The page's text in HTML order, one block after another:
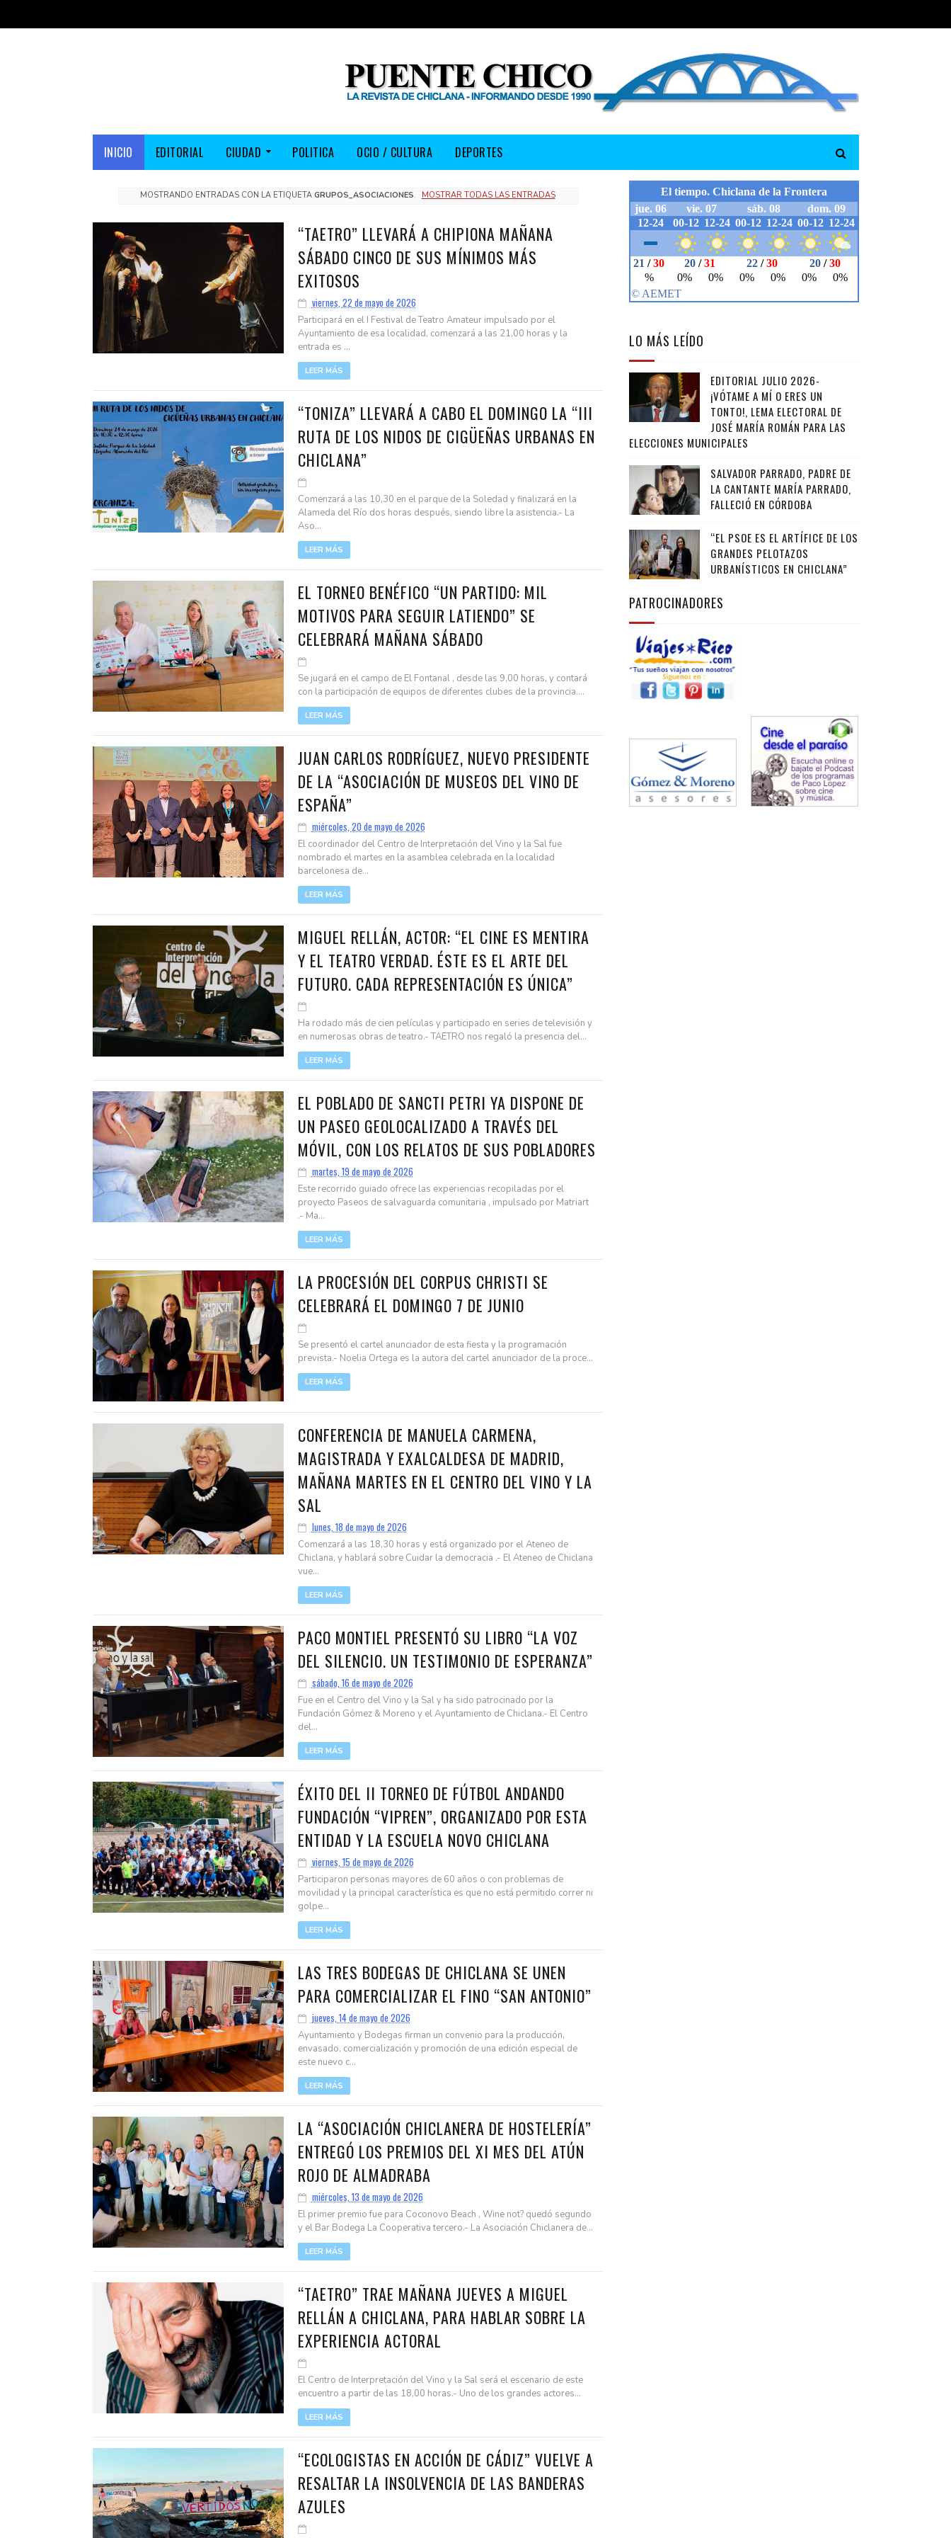
INICIO EDITORIAL CIUDAD POLITICA OCIO / CULTURA DEPORTES
MOSTRANDO ENTRADAS CON LA ETIQUETAGRUPOS_ASOCIACIONES. MOSTRAR TODAS LAS ENTRADAS
“TAETRO” LLEVARÁ A CHIPIONA MAÑANA
SÁBADO CINCO DE SUS MÍNIMOS MÁS
EXITOSOS
viernes, 22 de mayo de 2026
Participará en el I Festival de Teatro Amateur impulsado por el
Ayuntamiento de esa localidad, comenzará a las 21,00 horas y la
entrada es ...
LEER MÁS
“TONIZA” LLEVARÁ A CABO EL DOMINGO LA “III
RUTA DE LOS NIDOS DE CIGÜEÑAS URBANAS EN
CHICLANA”
Comenzará a las 10,30 en el parque de la Soledad y finalizará en la
Alameda del Río dos horas después, siendo libre la asistencia.- La
Aso...
LEER MÁS
EL TORNEO BENÉFICO “UN PARTIDO: MIL
MOTIVOS PARA SEGUIR LATIENDO” SE
CELEBRARÁ MAÑANA SÁBADO
Se jugará en el campo de El Fontanal , desde las 9,00 horas, y contará
con la participación de equipos de diferentes clubes de la provincia....
LEER MÁS
JUAN CARLOS RODRÍGUEZ, NUEVO PRESIDENTE
DE LA “ASOCIACIÓN DE MUSEOS DEL VINO DE
ESPAÑA”
miércoles, 20 de mayo de 2026
El coordinador del Centro de Interpretación del Vino y la Sal fue
nombrado el martes en la asamblea celebrada en la localidad
barcelonesa de...
LEER MÁS
MIGUEL RELLÁN, ACTOR: “EL CINE ES MENTIRA
Y EL TEATRO VERDAD. ÉSTE ES EL ARTE DEL
FUTURO. CADA REPRESENTACIÓN ES ÚNICA”
Ha rodado más de cien películas y participado en series de televisión y
en numerosas obras de teatro.- TAETRO nos regaló la presencia del...
LEER MÁS
EL POBLADO DE SANCTI PETRI YA DISPONE DE
UN PASEO GEOLOCALIZADO A TRAVÉS DEL
MÓVIL, CON LOS RELATOS DE SUS POBLADORES
martes, 19 de mayo de 2026
Este recorrido guiado ofrece las experiencias recopiladas por el
proyecto Paseos de salvaguarda comunitaria , impulsado por Matriart
.- Ma...
LEER MÁS
LA PROCESIÓN DEL CORPUS CHRISTI SE
CELEBRARÁ EL DOMINGO 7 DE JUNIO
Se presentó el cartel anunciador de esta fiesta y la programación
prevista.- Noelia Ortega es la autora del cartel anunciador de la proce...
LEER MÁS
CONFERENCIA DE MANUELA CARMENA,
MAGISTRADA Y EXALCALDESA DE MADRID,
MAÑANA MARTES EN EL CENTRO DEL VINO Y LA
SAL
lunes, 18 de mayo de 2026
Comenzará a las 18,30 horas y está organizado por el Ateneo de
Chiclana, y hablará sobre Cuidar la democracia .- El Ateneo de Chiclana
vue...
LEER MÁS
PACO MONTIEL PRESENTÓ SU LIBRO “LA VOZ
DEL SILENCIO. UN TESTIMONIO DE ESPERANZA”
sábado, 16 de mayo de 2026
Fue en el Centro del Vino y la Sal y ha sido patrocinado por la
Fundación Gómez & Moreno y el Ayuntamiento de Chiclana.- El Centro
del...
LEER MÁS
ÉXITO DEL II TORNEO DE FÚTBOL ANDANDO
FUNDACIÓN “VIPREN”, ORGANIZADO POR ESTA
ENTIDAD Y LA ESCUELA NOVO CHICLANA
viernes, 15 de mayo de 2026
Participaron personas mayores de 60 años o con problemas de
movilidad y la principal característica es que no está permitido correr ni
golpe...
LEER MÁS
LAS TRES BODEGAS DE CHICLANA SE UNEN
PARA COMERCIALIZAR EL FINO “SAN ANTONIO”
jueves, 14 de mayo de 2026
Ayuntamiento y Bodegas firman un convenio para la producción,
envasado, comercialización y promoción de una edición especial de
este nuevo c...
LEER MÁS
LA “ASOCIACIÓN CHICLANERA DE HOSTELERÍA”
ENTREGÓ LOS PREMIOS DEL XI MES DEL ATÚN
ROJO DE ALMADRABA
miércoles, 13 de mayo de 2026
El primer premio fue para Coconovo Beach , Wine not? quedó segundo
y el Bar Bodega La Cooperativa tercero.- La Asociación Chiclanera de...
LEER MÁS
“TAETRO” TRAE MAÑANA JUEVES A MIGUEL
RELLÁN A CHICLANA, PARA HABLAR SOBRE LA
EXPERIENCIA ACTORAL
El Centro de Interpretación del Vino y la Sal será el escenario de este
encuentro a partir de las 18,00 horas.- Uno de los grandes actores...
LEER MÁS
“ECOLOGISTAS EN ACCIÓN DE CÁDIZ” VUELVE A
RESALTAR LA INSOLVENCIA DE LAS BANDERAS
AZULES
LO MÁS LEÍDO
EDITORIAL JULIO 2026-
¡VÓTAME A MÍ O ERES UN
TONTO!, LEMA ELECTORAL DE
JOSÉ MARÍA ROMÁN PARA LAS
ELECCIONES MUNICIPALES
SALVADOR PARRADO, PADRE DE
LA CANTANTE MARÍA PARRADO,
FALLECIÓ EN CÓRDOBA
“EL PSOE ES EL ARTÍFICE DE LOS
GRANDES PELOTAZOS
URBANÍSTICOS EN CHICLANA”
PATROCINADORES